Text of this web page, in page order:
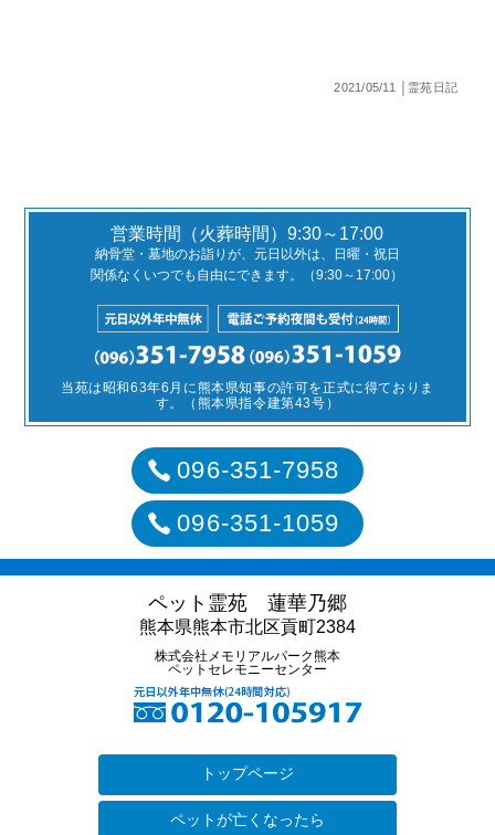
2021/05/11 │霊苑日記
営業時間（火葬時間）9:30～17:00
納骨堂・墓地のお詣りが、元日以外は、日曜・祝日
関係なくいつでも自由にできます。（9:30～17:00）
当苑は昭和63年6月に熊本県知事の許可を正式に得ておりま
す。（熊本県指令建第43号）
096-351-7958
096-351-1059
ペット霊苑 蓮華乃郷
熊本県熊本市北区貢町2384
株式会社メモリアルパーク熊本
ペットセレモニーセンター
トップページ
ペットが亡くなったら